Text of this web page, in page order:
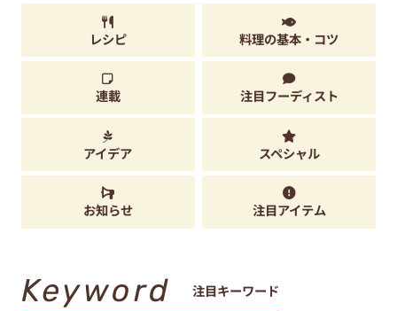
レシピ 料理の基本・コツ
連載 注目フーディスト
アイデア スペシャル
お知らせ 注目アイテム
Keyword 注目キーワード